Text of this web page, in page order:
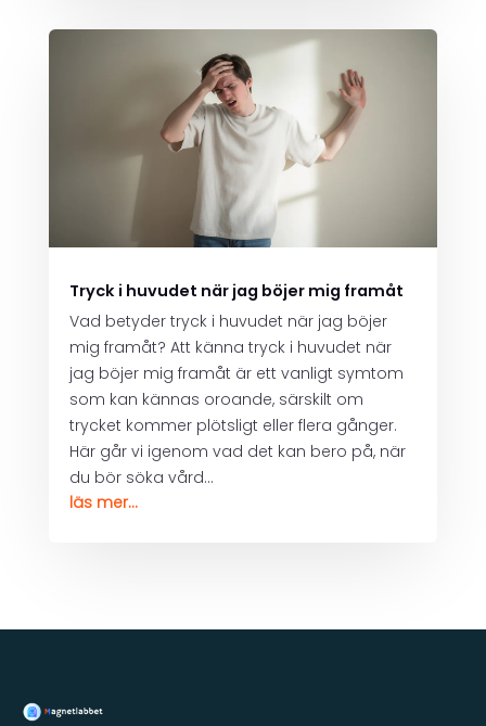
Tryck i huvudet när jag böjer mig framåt
Vad betyder tryck i huvudet när jag böjer
mig framåt? Att känna tryck i huvudet när
jag böjer mig framåt är ett vanligt symtom
som kan kännas oroande, särskilt om
trycket kommer plötsligt eller flera gånger.
Här går vi igenom vad det kan bero på, när
du bör söka vård...
läs mer...